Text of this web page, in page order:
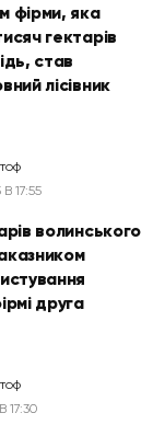
фірми, яка
гектарів
став
лісівник
17:55
волинського
друга
17:30